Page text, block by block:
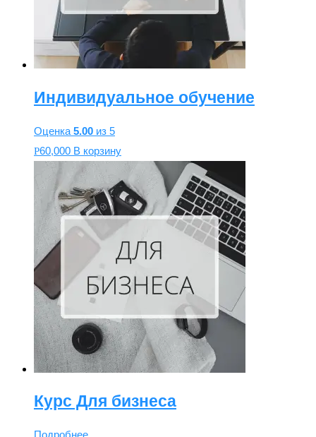
Индивидуальное обучение
Оценка 5.00 из 5
Р60,000 В корзину
Курс Для бизнеса